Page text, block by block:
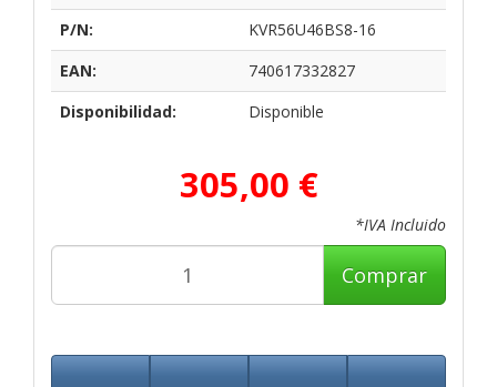
P/N:
KVR56U46BS8-16
EAN:
740617332827
Disponibilidad:
Disponible
305,00 €
*IVA Incluido
Comprar